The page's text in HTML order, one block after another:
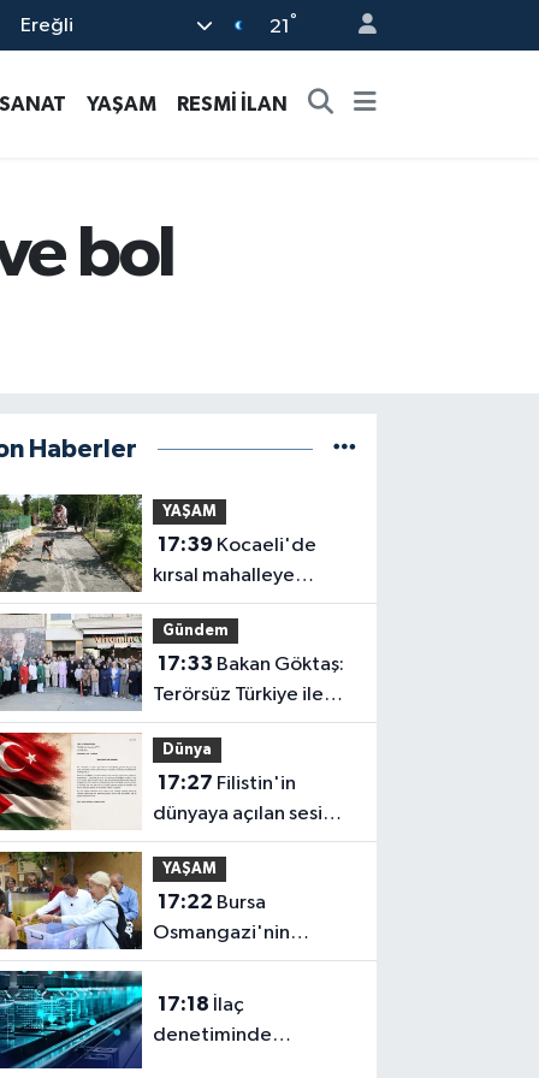
Ereğli 21 °
YAŞAM RESMİ İLAN
bol
Haberler
YAŞAM
17:39
kırsal mahalleye
modern yol
Gündem
17:33
Terörsüz Türkiye ile
barışın ve istikrarın
güçlendiği gelecek
hedefliyoruz
Dünya
17:27
dünyaya açılan sesi
olmaya devam
edeceğiz
YAŞAM
17:22
Osmangazi'nin
nabzını Küplüpınar'da
tuttu
17:18
denetiminde